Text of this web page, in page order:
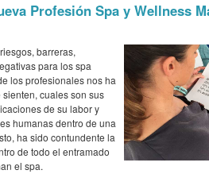
Profesión Spa y Wellness
barreras,
para los spa
los profesionales nos ha
cuales son sus
de su labor y
humanas dentro de una
ha sido contundente la
de todo el entramado
el spa.